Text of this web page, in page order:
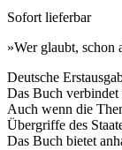
Sofort lieferbar
»Wer glaubt, schon
Deutsche
Das Buch verbindet
Auch wenn die
Übergriffe des
Das Buch bietet